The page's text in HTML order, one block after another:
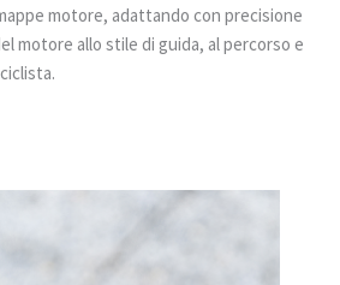
motore, adattando con precisione
motore allo stile di guida, al percorso e